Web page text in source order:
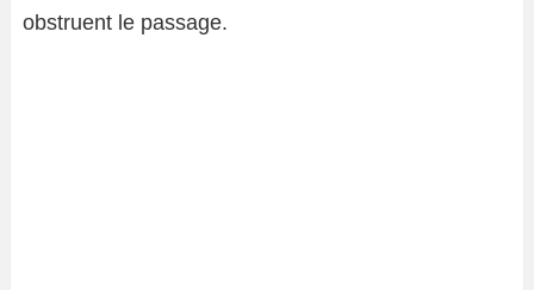
obstruent le passage.